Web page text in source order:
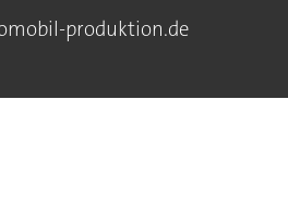
produktion.de